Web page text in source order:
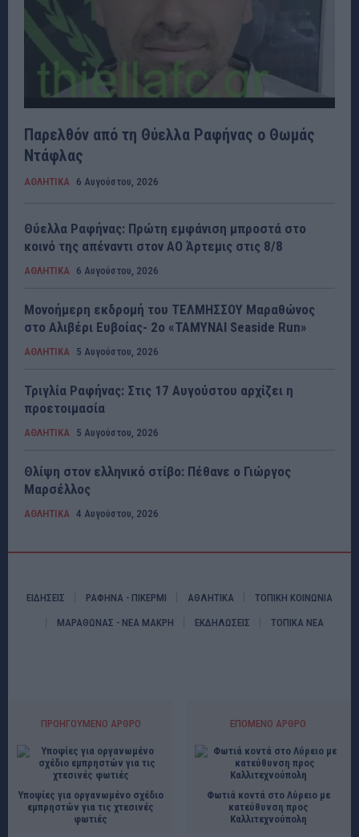
Παρελθόν από τη Θύελλα Ραφήνας ο Θωμάς
Ντάφλας
ΑΘΛΗΤΙΚΑ 6 Αυγούστου, 2026
Θύελλα Ραφήνας: Πρώτη εμφάνιση μπροστά στο
κοινό της απέναντι στον ΑΟ Άρτεμις στις 8/8
ΑΘΛΗΤΙΚΑ 6 Αυγούστου, 2026
Μονοήμερη εκδρομή του ΤΕΛΜΗΣΣΟΥ Μαραθώνος
στο Αλιβέρι Ευβοίας- 2ο «ΤΑΜΥΝΑΙ Seaside Run»
ΑΘΛΗΤΙΚΑ 5 Αυγούστου, 2026
Τριγλία Ραφήνας: Στις 17 Αυγούστου αρχίζει η
προετοιμασία
ΑΘΛΗΤΙΚΑ 5 Αυγούστου, 2026
Θλίψη στον ελληνικό στίβο: Πέθανε ο Γιώργος
Μαρσέλλος
ΑΘΛΗΤΙΚΑ 4 Αυγούστου, 2026
ΕΙΔΗΣΕΙΣ ΡΑΦΗΝΑ - ΠΙΚΕΡΜΙ ΑΘΛΗΤΙΚΑ ΤΟΠΙΚΗ ΚΟΙΝΩΝΙΑ
ΜΑΡΑΘΩΝΑΣ - ΝΕΑ ΜΑΚΡΗ ΕΚΔΗΛΩΣΕΙΣ ΤΟΠΙΚΑ ΝΕΑ
ΠΡΟΗΓΟΎΜΕΝΟ ΆΡΘΡΟ
Υποψίες για οργανωμένο σχέδιο
εμπρηστών για τις χτεσινές
φωτιές
ΕΠΌΜΕΝΟ ΆΡΘΡΟ
Φωτιά κοντά στο Λύρειο με
κατεύθυνση προς
Καλλιτεχνούπολη